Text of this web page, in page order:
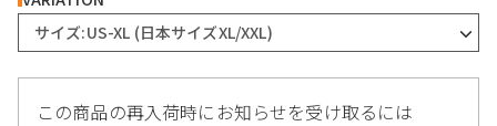
サイズ:US-XL (日本サイズXL/XXL)
この商品の再入荷時にお知らせを受け取るには